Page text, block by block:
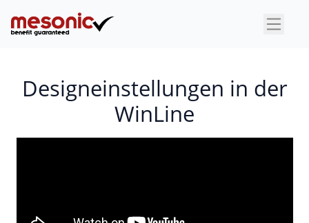
×
Designeinstellungen in der
WinLine